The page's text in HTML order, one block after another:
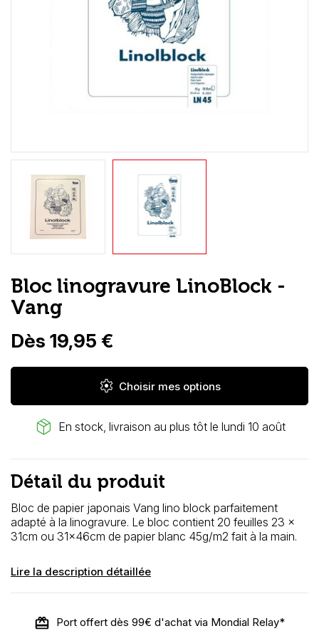
Bloc linogravure LinoBlock -
Vang
Dès 19,95 €
settings Choisir mes options
package_2 En stock, livraison au plus tôt le lundi 10 août
Détail du produit
Bloc de papier japonais Vang lino block parfaitement
adapté à la linogravure. Le bloc contient 20 feuilles 23 x
31cm ou 31x46cm de papier blanc 45g/m2 fait à la main.
Lire la description détaillée
Port offert dès 99€ d'achat via Mondial Relay*